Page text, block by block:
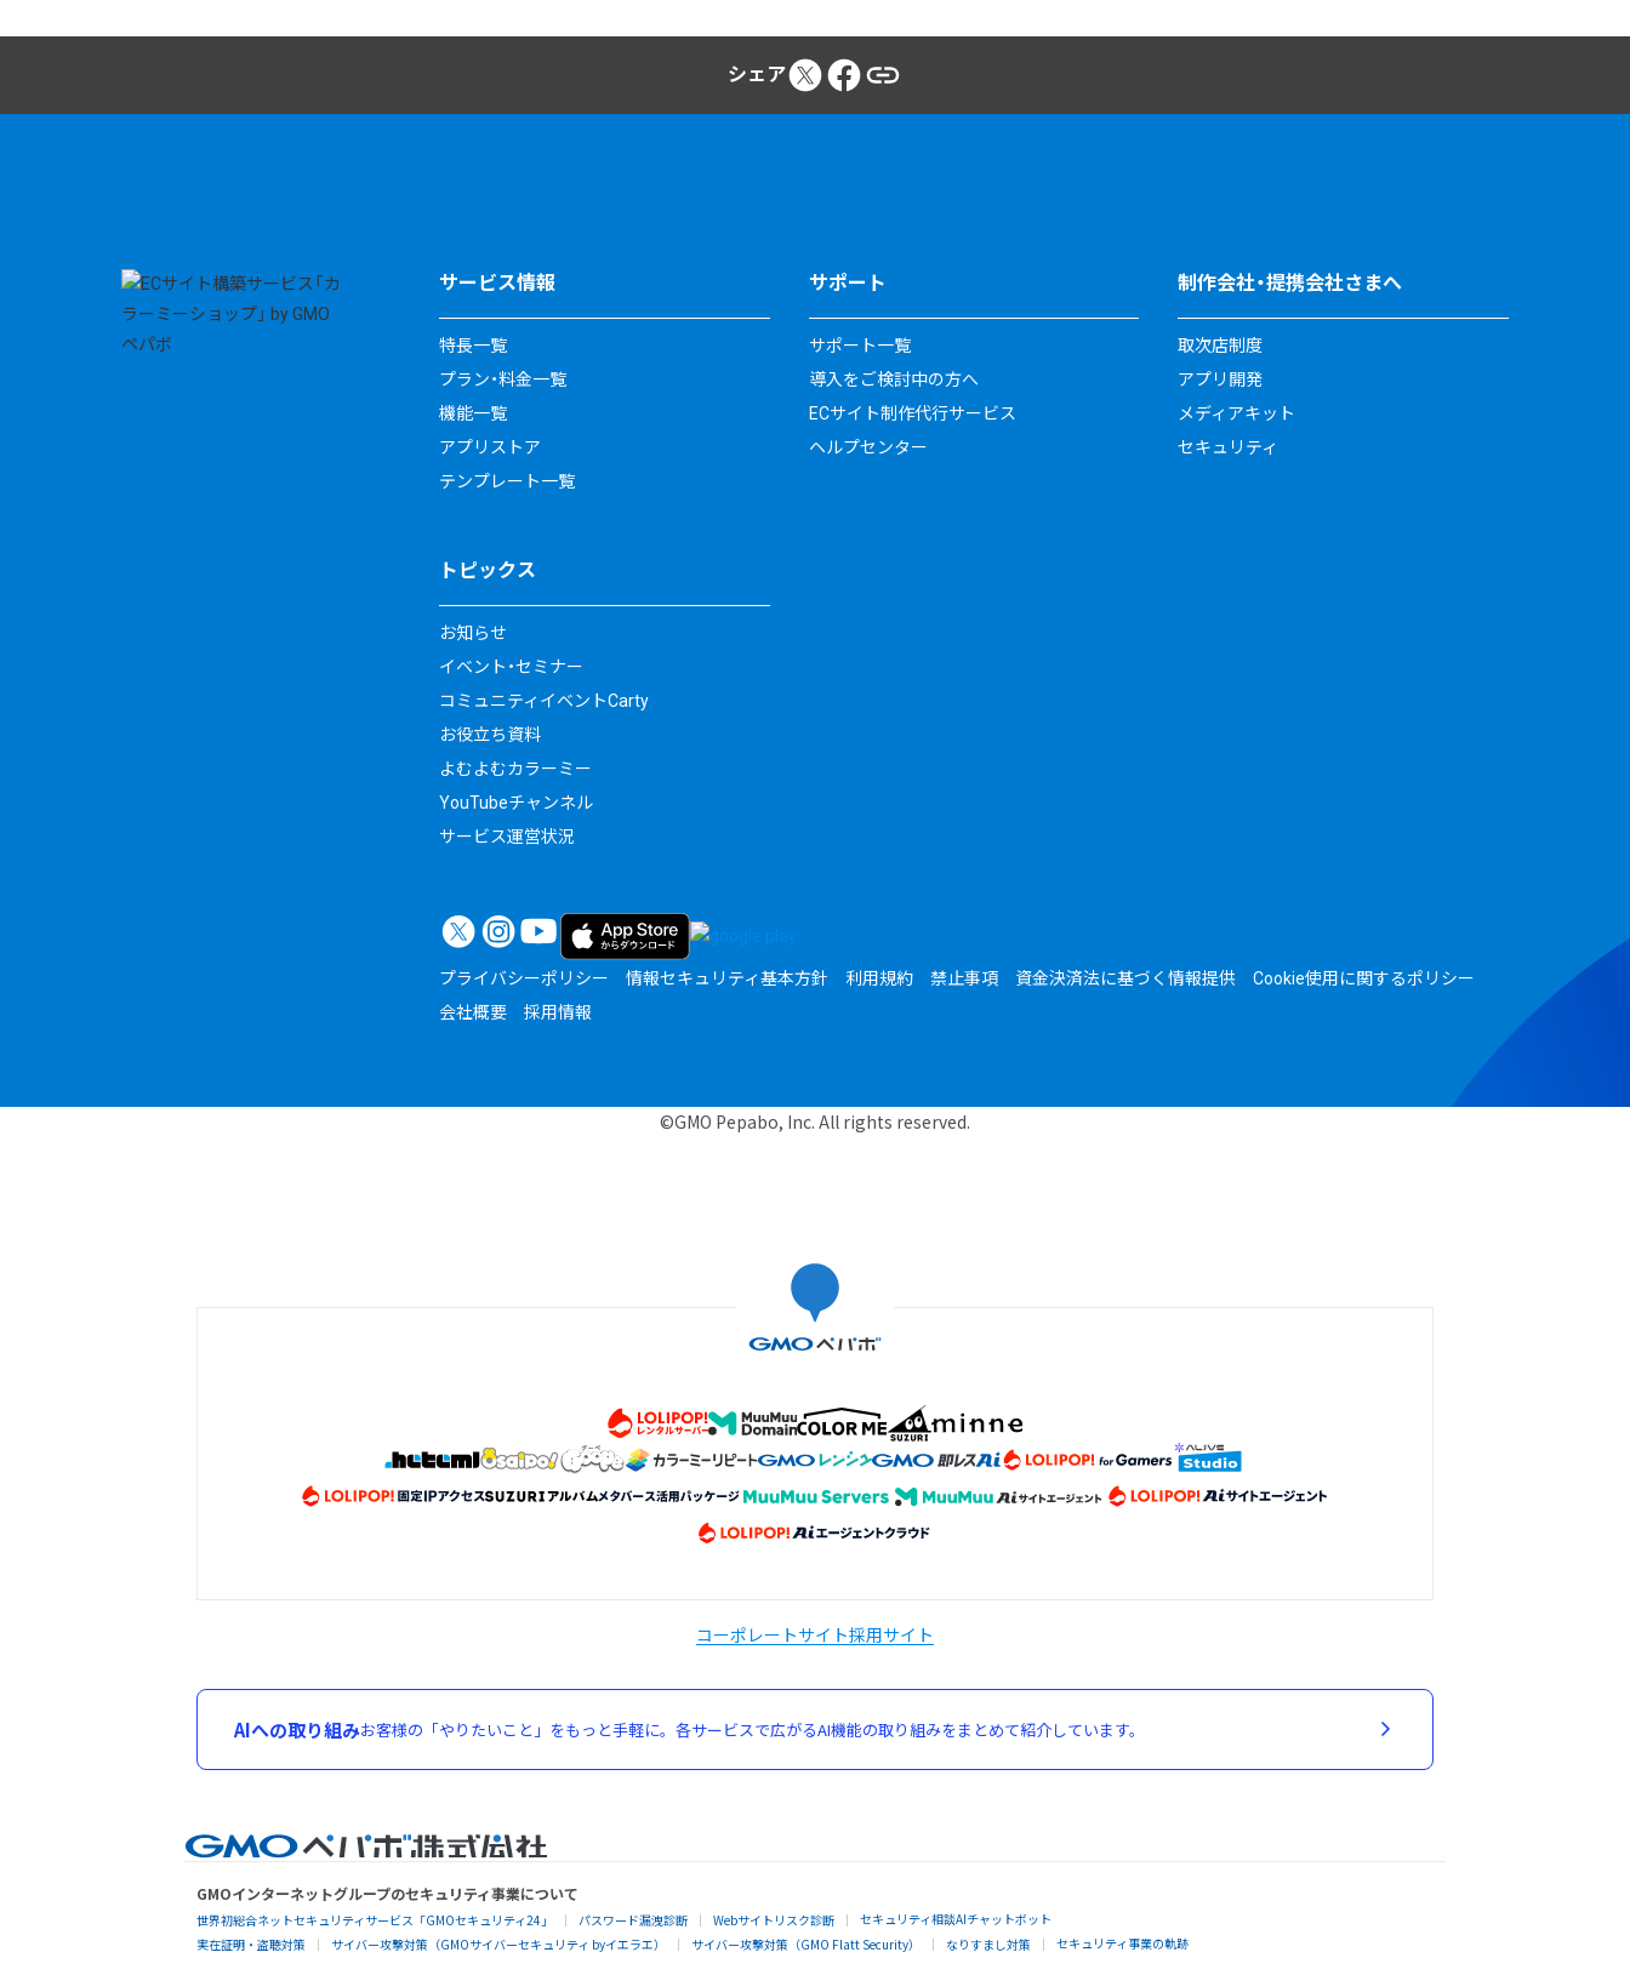
シェア
サービス情報
特長一覧
プラン・料金一覧
機能一覧
アプリストア
テンプレート一覧
サポート
サポート一覧
導入をご検討中の方へ
ECサイト制作代行サービス
ヘルプセンター
制作会社・提携会社さまへ
取次店制度
アプリ開発
メディアキット
セキュリティ
トピックス
お知らせ
イベント・セミナー
コミュニティイベントCarty
お役立ち資料
よむよむカラーミー
YouTubeチャンネル
サービス運営状況
プライバシーポリシー 情報セキュリティ基本方針 利用規約 禁止事項 資金決済法に基づく情報提供
Cookie使用に関するポリシー
会社概要
採用情報
©GMO Pepabo, Inc. All rights reserved.
コーポレートサイト採用サイト
AIへの取り組みお客様の「やりたいこと」をもっと手軽に。各サービスで広がるAI機能の取り組みをまとめて紹介しています。
GMOインターネットグループのセキュリティ事業について
世界初総合ネットセキュリティサービス「GMOセキュリティ24」 パスワード漏洩診断 Webサイトリスク診断
セキュリティ相談AIチャットボット
実在証明・盗聴対策
サイバー攻撃対策（GMOサイバーセキュリティ byイエラエ） サイバー攻撃対策（GMO Flatt Security） なりすまし対策 セキュリティ事業の軌跡